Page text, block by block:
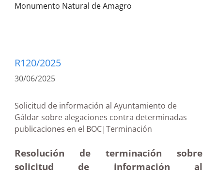
Monumento Natural de Amagro
R120/2025
30/06/2025
Solicitud de información al Ayuntamiento de
Gáldar sobre alegaciones contra determinadas
publicaciones en el BOC|Terminación
Resolución de terminación sobre
solicitud de información al